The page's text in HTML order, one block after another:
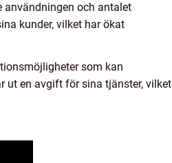
användningen och antalet
kunder, vilket har ökat
som kan
ut en avgift för sina tjänster, vilket